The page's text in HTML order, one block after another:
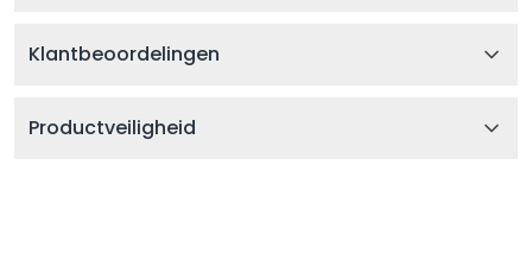
Klantbeoordelingen
Productveiligheid